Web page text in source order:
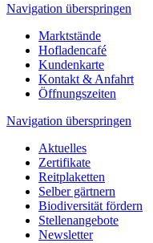
Navigation überspringen
Marktstände
Hofladencafé
Kundenkarte
Kontakt & Anfahrt
Öffnungszeiten
Navigation überspringen
Aktuelles
Zertifikate
Reitplaketten
Selber gärtnern
Biodiversität fördern
Stellenangebote
Newsletter